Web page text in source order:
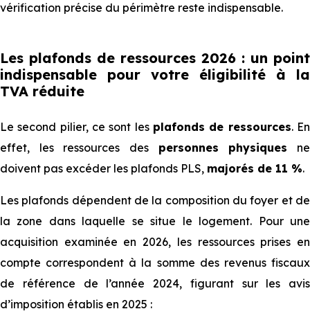
vérification précise du périmètre reste indispensable.
Les plafonds de ressources 2026 : un point
indispensable pour votre éligibilité à la
TVA réduite
Le second pilier, ce sont les plafonds de ressources. En
effet, les ressources des personnes physiques ne
doivent pas excéder les plafonds PLS, majorés de 11 %.
Les plafonds dépendent de la composition du foyer et de
la zone dans laquelle se situe le logement. Pour une
acquisition examinée en 2026, les ressources prises en
compte correspondent à la somme des revenus fiscaux
de référence de l’année 2024, figurant sur les avis
d’imposition établis en 2025 :